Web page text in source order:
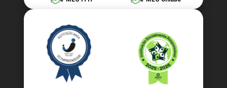
Anticoncepção na Adolescência